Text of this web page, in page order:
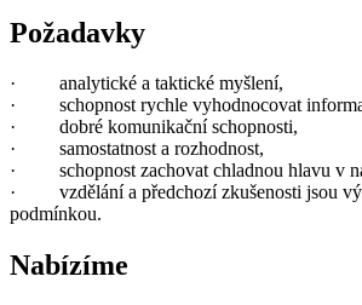
Požadavky
· analytické a taktické myšlení,
· schopnost rychle vyhodnocovat
· dobré komunikační schopnosti,
· samostatnost a rozhodnost,
· schopnost zachovat chladnou hlavu v
· vzdělání a předchozí zkušenosti jsou
podmínkou.
Nabízíme